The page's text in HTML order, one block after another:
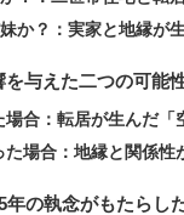
か？：実家と地縁が
を与えた二つの可能
合：転居が生んだ「
た場合：地縁と関係性
年の執念がもたらし